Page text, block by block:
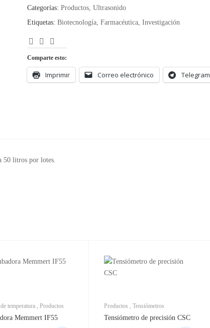
Categorías: Productos Ultrasonido
Etiquetas: Biotecnología Farmacéutica Investigación
Facebook
LinkedIn
Electrónico
Comparte esto:
Imprimir Correo electrónico Telegram
50 litros por lotes.
temperatura, Productos
Memmert IF55
Productos ,Tensiómetros
Tensiómetro de precisión CSC